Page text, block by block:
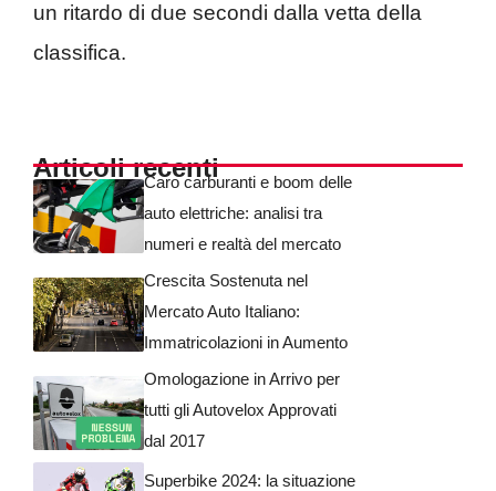
un ritardo di due secondi dalla vetta della
classifica.
Articoli recentiCaro carburanti e boom delle
auto elettriche: analisi tra
numeri e realtà del mercato
Crescita Sostenuta nel
Mercato Auto Italiano:
Immatricolazioni in Aumento
Omologazione in Arrivo per
tutti gli Autovelox Approvati
dal 2017
Superbike 2024: la situazione